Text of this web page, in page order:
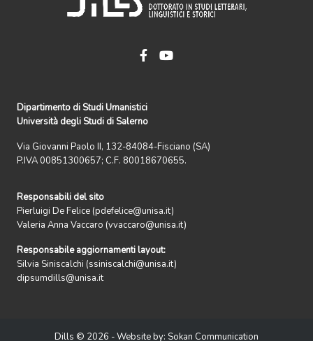
Dipartimento di Studi Umanistici
Università degli Studi di Salerno
Via Giovanni Paolo II, 132-84084-Fisciano (SA)
P.IVA 00851300657; C.F. 80018670655.
Responsabili del sito
Pierluigi De Felice (pdefelice@unisa.it)
Valeria Anna Vaccaro (vvaccaro@unisa.it)
Responsabile aggiornamenti layout:
Silvia Siniscalchi (ssiniscalchi@unisa.it)
dipsumdills@unisa.it
Dills © 2026 - Website by: Sokan Communication